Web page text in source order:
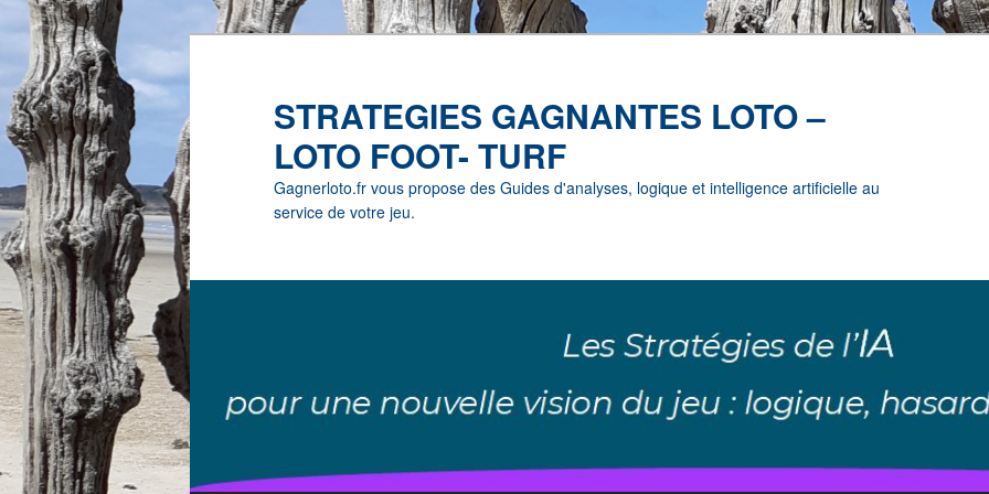
STRATEGIES GAGNANTES LOTO –
LOTO FOOT- TURF
Gagnerloto.fr vous propose des Guides d'analyses, logique et intelligence artificielle au
service de votre jeu.